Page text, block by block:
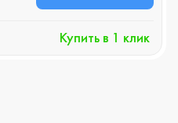
Купить в 1 клик